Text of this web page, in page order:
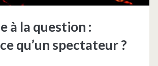
à la question :
qu’un spectateur ?